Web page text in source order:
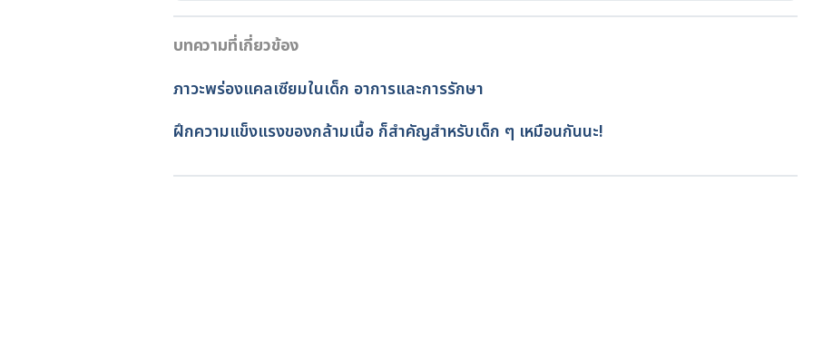
11-12 months: baby development.
https://raisingchildren.net.au/babies/development/development-tracker-3-12-
months/11-12-months. Accessed June 10, 2022.
10-11 months: baby development.
months/10-11-months. Accessed June 10, 2022.
14/12/2022
เขียนโดย
ออมสิน แสนล้อม
ตรวจสอบความถูกต้องของข้อมูลโดยสิฏฐิณิศา รัชตวโรทัย
อัปเดตโดย:
สิฏฐิณิศา รัชตวโรทัย
บทความที่เกี่ยวข้อง
ภาวะพร่องแคลเซียมในเด็ก อาการและการรักษา
ฝึกความแข็งแรงของกล้ามเนื้อ ก็สำคัญสำหรับเด็ก ๆ เหมือนกันนะ!